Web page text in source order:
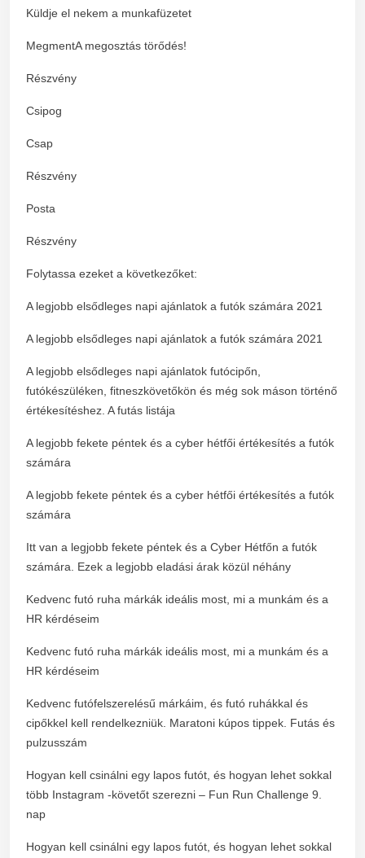
Küldje el nekem a munkafüzetet
MegmentA megosztás törődés!
Részvény
Csipog
Csap
Részvény
Posta
Részvény
Folytassa ezeket a következőket:
A legjobb elsődleges napi ajánlatok a futók számára 2021
A legjobb elsődleges napi ajánlatok a futók számára 2021
A legjobb elsődleges napi ajánlatok futócipőn,
futókészüléken, fitneszkövetőkön és még sok máson történő
értékesítéshez. A futás listája
A legjobb fekete péntek és a cyber hétfői értékesítés a futók
számára
A legjobb fekete péntek és a cyber hétfői értékesítés a futók
számára
Itt van a legjobb fekete péntek és a Cyber ​​Hétfőn a futók
számára. Ezek a legjobb eladási árak közül néhány
Kedvenc futó ruha márkák ideális most, mi a munkám és a
HR kérdéseim
Kedvenc futó ruha márkák ideális most, mi a munkám és a
HR kérdéseim
Kedvenc futófelszerelésű márkáim, és futó ruhákkal és
cipőkkel kell rendelkezniük. Maratoni kúpos tippek. Futás és
pulzusszám
Hogyan kell csinálni egy lapos futót, és hogyan lehet sokkal
több Instagram -követőt szerezni – Fun Run Challenge 9.
nap
Hogyan kell csinálni egy lapos futót, és hogyan lehet sokkal